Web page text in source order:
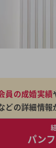
員の成婚実績
どの詳細情報
パン